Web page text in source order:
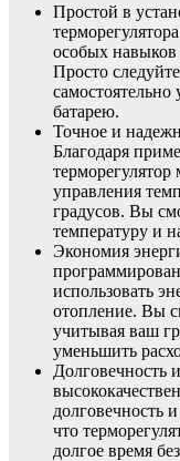
Простой в
особых навыков
Просто
батарею.
Точное и
Благодаря
терморегулятор
управления
градусов. Вы
температуру и
Экономия
использовать
отопление. Вы
учитывая ваш
уменьшить
Долговечность
долговечность
что
долгое время